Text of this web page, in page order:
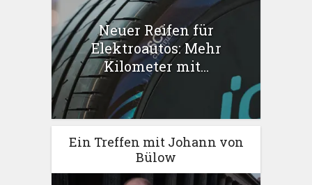
Neuer Reifen für
Elektroautos: Mehr
Kilometer mit...
Ein Treffen mit Johann von
Bülow